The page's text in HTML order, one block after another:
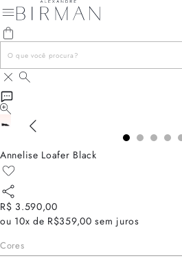
Annelise Loafer Black
R$ 3.590,00
ou 10x de R$359,00 sem juros
Cores